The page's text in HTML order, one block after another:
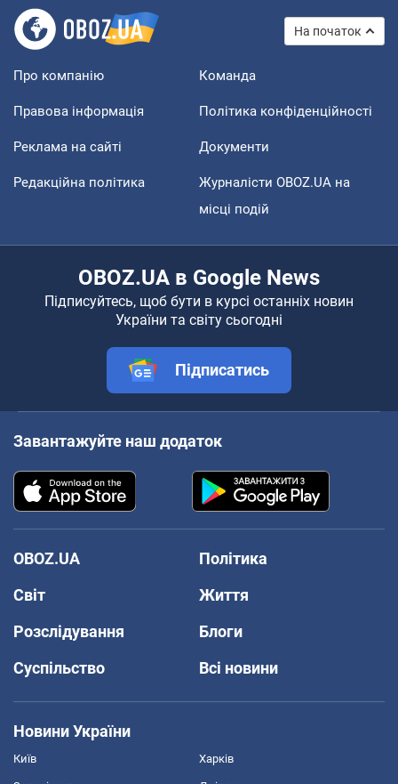
На початок
Про компанію Команда
Правова інформація Політика конфіденційності
Реклама на сайті Документи
Редакційна політика
Журналісти OBOZ.UA на
місці подій
OBOZ.UA в Google News
Підписуйтесь, щоб бути в курсі останніх новин
України та світу сьогодні
Підписатись
Завантажуйте наш додаток
OBOZ.UA
Політика
Світ
Життя
Розслідування
Блоги
Суспільство
Всі новини
Новини України
Київ Харків